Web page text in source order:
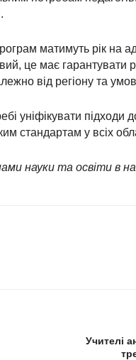
матимуть рік на
це має гарантувати
від регіону та
підходи до
стандартам у всіх
науки та освіти в
Учителі